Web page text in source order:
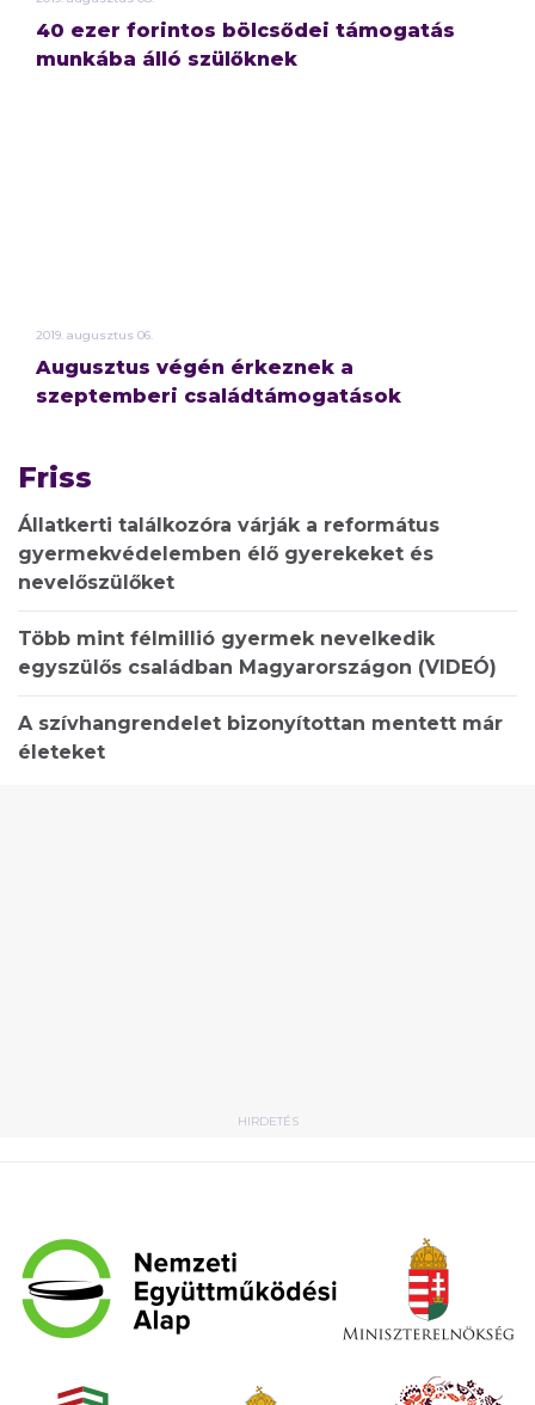
40 ezer forintos bölcsődei támogatás
munkába álló szülőknek
2019. augusztus 06.
Augusztus végén érkeznek a
szeptemberi családtámogatások
Friss
Állatkerti találkozóra várják a református
gyermekvédelemben élő gyerekeket és
nevelőszülőket
Több mint félmillió gyermek nevelkedik
egyszülős családban Magyarországon (VIDEÓ)
A szívhangrendelet bizonyítottan mentett már
életeket
HIRDETÉS